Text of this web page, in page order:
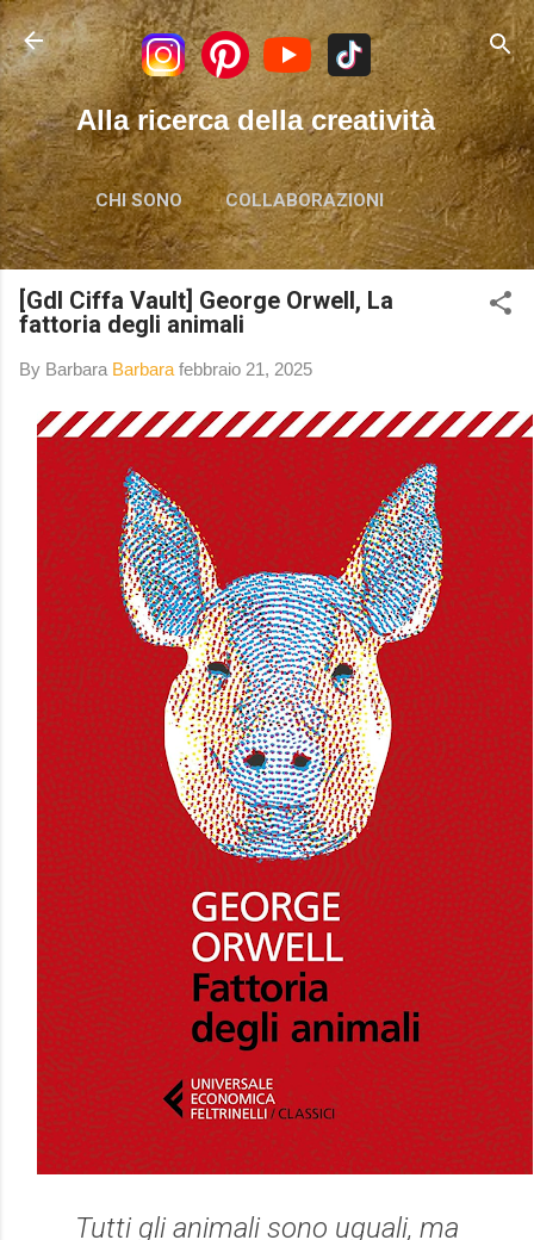
Passa ai contenuti principali
Alla ricerca della creatività
CHI SONO COLLABORAZIONI
[Gdl Ciffa Vault] George Orwell, La
fattoria degli animali
By Barbara Barbara febbraio 21, 2025
Tutti gli animali sono uguali, ma